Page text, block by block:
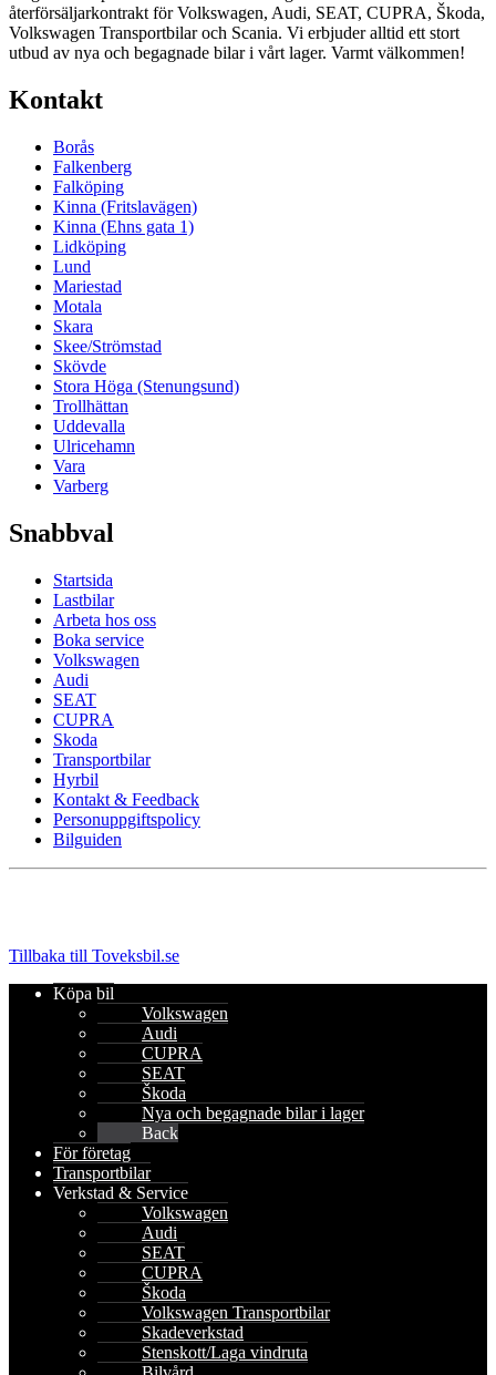
återförsäljarkontrakt för Volkswagen, Audi, SEAT, CUPRA, Škoda,
Volkswagen Transportbilar och Scania. Vi erbjuder alltid ett stort
utbud av nya och begagnade bilar i vårt lager. Varmt välkommen!
Kontakt
Borås
Falkenberg
Falköping
Kinna (Fritslavägen)
Kinna (Ehns gata 1)
Lidköping
Lund
Mariestad
Motala
Skara
Skee/Strömstad
Skövde
Stora Höga (Stenungsund)
Trollhättan
Uddevalla
Ulricehamn
Vara
Varberg
Snabbval
Startsida
Lastbilar
Arbeta hos oss
Boka service
Volkswagen
Audi
SEAT
CUPRA
Skoda
Transportbilar
Hyrbil
Kontakt & Feedback
Personuppgiftspolicy
Bilguiden
Tillbaka till Toveksbil.se
Köpa bil
Volkswagen
Audi
CUPRA
SEAT
Škoda
Nya och begagnade bilar i lager
Back
För företag
Transportbilar
Verkstad & Service
Volkswagen
Audi
SEAT
CUPRA
Škoda
Volkswagen Transportbilar
Skadeverkstad
Stenskott/Laga vindruta